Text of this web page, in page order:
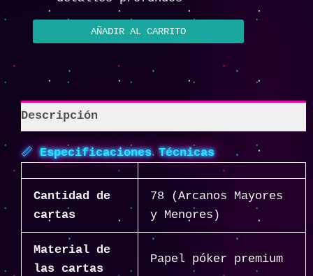
AÑADIR AL CARRITO
Descripción
📏Especificaciones Técnicas
Cantidad de
cartas
78 (Arcanos Mayores
y Menores)
Material de
las cartas
Papel póker premium